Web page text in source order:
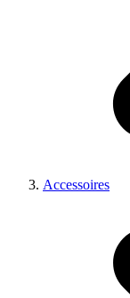
Accessoires